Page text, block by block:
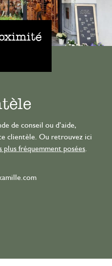
de conseil ou d’aide,
clientèle. Ou retrouvez ici
plus fréquemment posées